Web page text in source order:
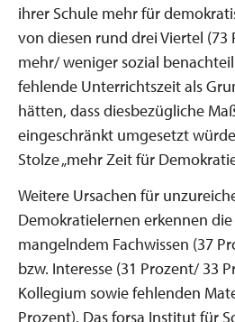
ihrer Schule mehr für
von diesen rund drei Viertel
mehr/ weniger sozial
fehlende Unterrichtszeit als
hätten, dass diesbezügliche
eingeschränkt umgesetzt
Stolze „mehr Zeit für
Weitere Ursachen für
Demokratielernen erkennen
mangelndem Fachwissen (37
bzw. Interesse (31 Prozent/ 33
Kollegium sowie fehlenden
Prozent). Das forsa Institut für